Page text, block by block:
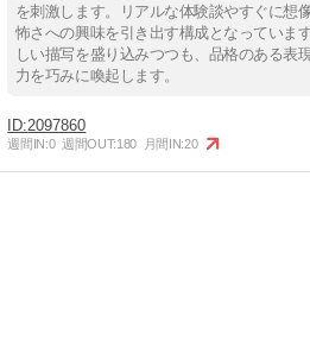
を刺激します。リアルな体験談やすぐに想
怖さへの興味を引き出す構成となっていま
しい描写を盛り込みつつも、品格のある表
力を巧みに喚起します。
2097860
週間IN:0 週間OUT:180 月間IN:20